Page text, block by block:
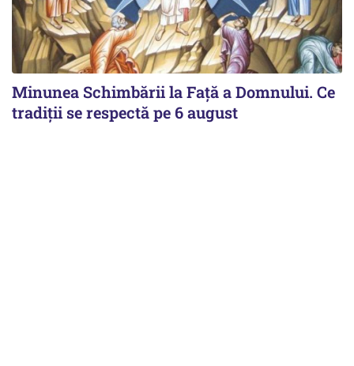
Minunea Schimbării la Față a Domnului. Ce
tradiții se respectă pe 6 august